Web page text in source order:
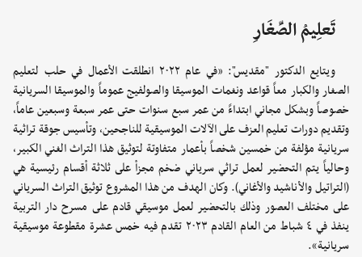
تَعلِيمُ الصِّغَارِ
ويتايع الدكتور "مقديس": «في عام ٢٠٢٢ انطلقت الأعمال في حلب لتعليم
الصغار والكبار معاً قواعد ونغمات الموسيقا والصولفيج عموماً والموسيقا السريانية
خصوصاً وبشكل مجاني ابتداءً من عمر سبع سنوات حتى عمر سبعة وسبعين عاماً،
وتقديم دورات تعليم العزف على الآلات الموسيقية للناجحين، وتأسيس جوقة تراثية
سريانية مؤلفة من خمسين شخصاً بأعمار متفاوتة لتوثيق هذا التراث الغني الكبير،
وحالياً يتم التحضير لعمل تراثي سرياني ضخم مجزأ على ثلاثة أقسام رئيسية هي
(التراتيل والأناشيد والأغاني). وكان الهدف من هذا المشروع توثيق التراث السرياني
على مختلف العصور وذلك بالتحضير لعمل موسيقي قادم على مسرح دار التربية
ينفذ في ٤ شباط من العام القادم ٢٠٢٣ تقدم فيه خمس عشرة مقطوعة موسيقية
سريانية».